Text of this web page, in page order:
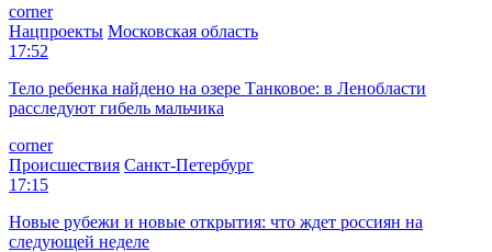
corner
Нацпроекты Московская область
17:52
Тело ребенка найдено на озере Танковое: в Ленобласти
расследуют гибель мальчика
corner
Происшествия Санкт-Петербург
17:15
Новые рубежи и новые открытия: что ждет россиян на
следующей неделе